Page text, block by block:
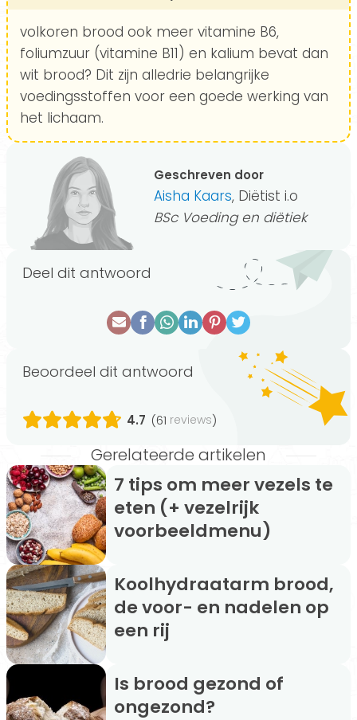
volkoren brood ook meer vitamine B6,
foliumzuur (vitamine B11) en kalium bevat dan
wit brood? Dit zijn alledrie belangrijke
voedingsstoffen voor een goede werking van
het lichaam.
Geschreven door
Aisha Kaars, Diëtist i.o
BSc Voeding en diëtiek
Deel dit antwoord
Beoordeel dit antwoord
4.7 (61 reviews)
Gerelateerde artikelen
7 tips om meer vezels te
eten (+ vezelrijk
voorbeeldmenu)
Koolhydraatarm brood,
de voor- en nadelen op
een rij
Is brood gezond of
ongezond?